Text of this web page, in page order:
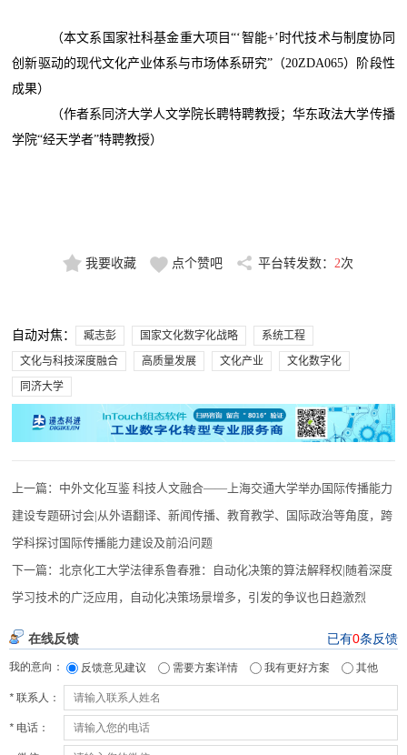
（本文系国家社科基金重大项目“‘智能+’时代技术与制度协同
创新驱动的现代文化产业体系与市场体系研究”（20ZDA065）阶段性
成果）
（作者系同济大学人文学院长聘特聘教授；华东政法大学传播
学院“经天学者”特聘教授）
我要收藏 点个赞吧 平台转发数： 2次
自动对焦： 臧志彭 国家文化数字化战略
系统工程
文化与科技深度融合
高质量发展 文化产业
文化数字化
同济大学
上一篇： 中外文化互鉴 科技人文融合——上海交通大学举办国际传播能力
建设专题研讨会|从外语翻译、新闻传播、教育教学、国际政治等角度，跨
学科探讨国际传播能力建设及前沿问题
下一篇：北京化工大学法律系鲁春雅：自动化决策的算法解释权|随着深度
学习技术的广泛应用，自动化决策场景增多，引发的争议也日趋激烈